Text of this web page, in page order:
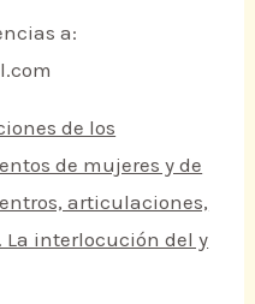
a:
de los
de mujeres y de
articulaciones,
La interlocución del y